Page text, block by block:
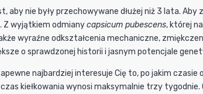
nie były przechowywane dłużej niż 3 lata. Aby
Z wyjątkiem odmianycapsicum pubescens, której
wyraźne odkształcenia mechaniczne,
o sprawdzonej historii i jasnym potencjale
najbardziej interesuje Cię to, po jakim czasie
kiełkowania wynosi maksymalnie trzy tygodnie.